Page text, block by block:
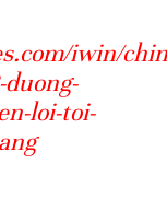
iwin/
loi-toi-